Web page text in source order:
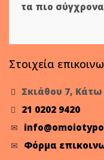
τα πιο
Στοιχεία
Σκιάθου 7,
21 0202 9420
Φόρμα